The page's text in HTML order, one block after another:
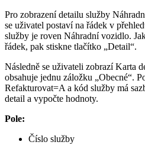
Pro zobrazení detailu služby
se uživatel postaví na řádek v
služby je roven Náhradní vozidlo.
řádek, pak stiskne tlačítko „Detail“.
Následně se uživateli zobrazí Karta
obsahuje jednu záložku „Obecné“.
Refakturovat=A a kód služby má
detail a vypočte hodnoty.
Pole:
Číslo služby